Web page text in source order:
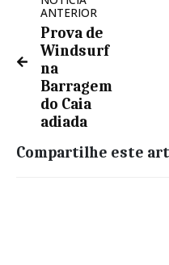
ANTERIOR
Prova de
Windsurf
na
Barragem
do Caia
adiada
Compartilhe este